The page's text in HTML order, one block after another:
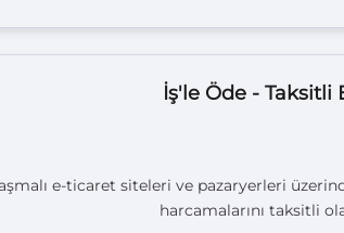
İş'le Öde - Taksitli
e-ticaret siteleri ve pazaryerleri
harcamalarını taksitli